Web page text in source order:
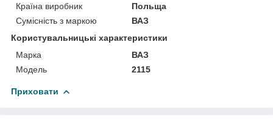
Країна виробник
Польща
Сумісність з маркою
ВАЗ
Користувальницькі характеристики
Марка
ВАЗ
Мoдель
2115
Приховати